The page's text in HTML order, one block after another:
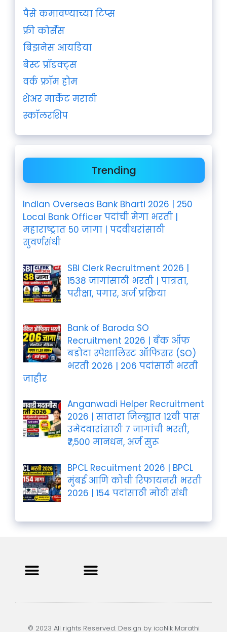
पैसे कमावण्याच्या टिप्स
फ्री कोर्सेस
बिझनेस आयडिया
बेस्ट प्रॉडक्ट्स
वर्क फ्रॉम होम
शेअर मार्केट मराठी
स्कॉलरशिप
Trending
Indian Overseas Bank Bharti 2026 | 250
Local Bank Officer पदांची मेगा भरती |
महाराष्ट्रात 50 जागा | पदवीधरांसाठी
सुवर्णसंधी
SBI Clerk Recruitment 2026 |
1538 जागांसाठी भरती | पात्रता,
परीक्षा, पगार, अर्ज प्रक्रिया
Bank of Baroda SO
Recruitment 2026 | बँक ऑफ
बडोदा स्पेशालिस्ट ऑफिसर (SO)
भरती 2026 | 206 पदांसाठी भरती
जाहीर
Anganwadi Helper Recruitment
2026 | सातारा जिल्ह्यात 12वी पास
उमेदवारांसाठी 7 जागांची भरती,
₹7,500 मानधन, अर्ज सुरू
BPCL Recuitment 2026 | BPCL
मुंबई आणि कोची रिफायनरी भरती
2026 | 154 पदांसाठी मोठी संधी
© 2023 All rights Reserved. Design by icoNik Marathi